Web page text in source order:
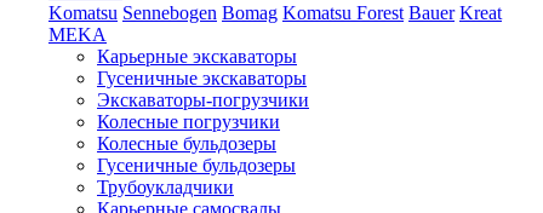
Komatsu Sennebogen Bomag Komatsu Forest Bauer Kreat
MEKA
Карьерные экскаваторы
Гусеничные экскаваторы
Экскаваторы-погрузчики
Колесные погрузчики
Колесные бульдозеры
Гусеничные бульдозеры
Трубоукладчики
Карьерные самосвалы